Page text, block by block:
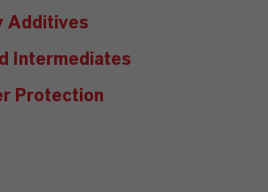
Additives
Intermediates
Protection